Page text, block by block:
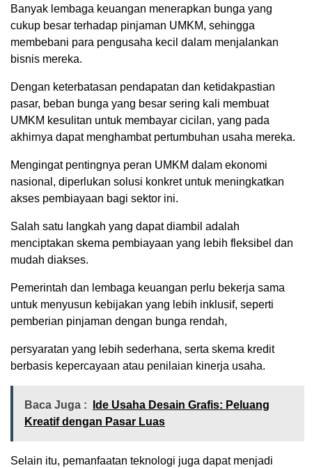
Banyak lembaga keuangan menerapkan bunga yang
cukup besar terhadap pinjaman UMKM, sehingga
membebani para pengusaha kecil dalam menjalankan
bisnis mereka.
Dengan keterbatasan pendapatan dan ketidakpastian
pasar, beban bunga yang besar sering kali membuat
UMKM kesulitan untuk membayar cicilan, yang pada
akhirnya dapat menghambat pertumbuhan usaha mereka.
Mengingat pentingnya peran UMKM dalam ekonomi
nasional, diperlukan solusi konkret untuk meningkatkan
akses pembiayaan bagi sektor ini.
Salah satu langkah yang dapat diambil adalah
menciptakan skema pembiayaan yang lebih fleksibel dan
mudah diakses.
Pemerintah dan lembaga keuangan perlu bekerja sama
untuk menyusun kebijakan yang lebih inklusif, seperti
pemberian pinjaman dengan bunga rendah,
persyaratan yang lebih sederhana, serta skema kredit
berbasis kepercayaan atau penilaian kinerja usaha.
Baca Juga :
Ide Usaha Desain Grafis: Peluang
Kreatif dengan Pasar Luas
Selain itu, pemanfaatan teknologi juga dapat menjadi